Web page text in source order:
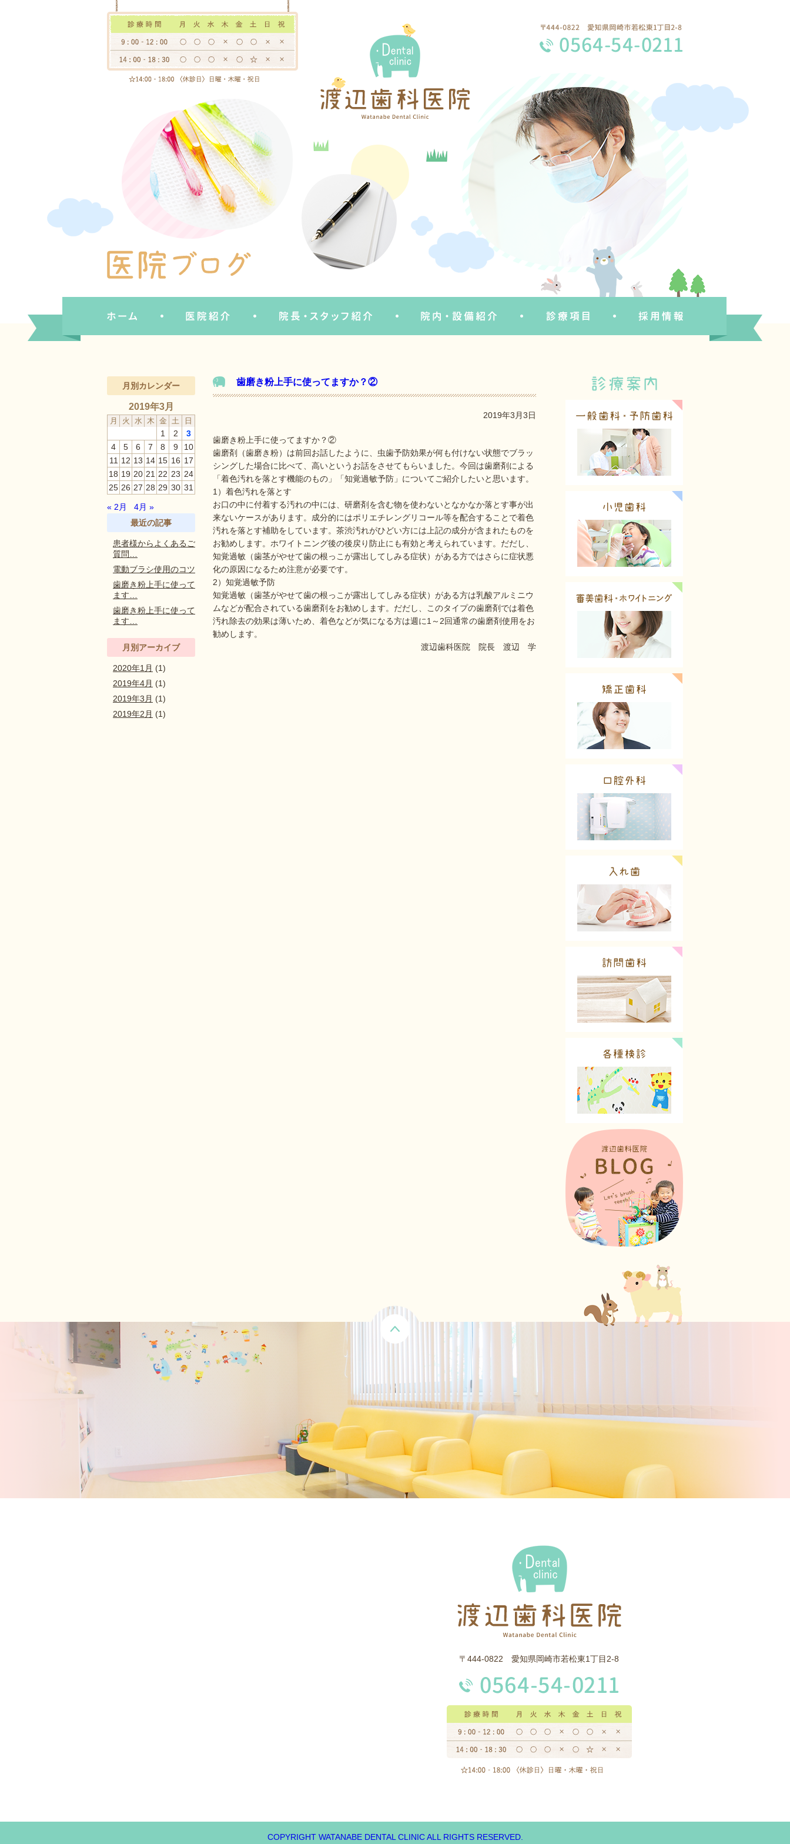
歯磨き粉上手に使ってますか？②
2019年3月3日
歯磨き粉上手に使ってますか？②
歯磨剤（歯磨き粉）は前回お話したように、虫歯予防効果が何も付けない状態でブラッ
シングした場合に比べて、高いというお話をさせてもらいました。今回は歯磨剤による
「着色汚れを落とす機能のもの」「知覚過敏予防」についてご紹介したいと思います。
1）着色汚れを落とす
お口の中に付着する汚れの中には、研磨剤を含む物を使わないとなかなか落とす事が出
来ないケースがあります。成分的にはポリエチレングリコール等を配合することで着色
汚れを落とす補助をしています。茶渋汚れがひどい方には上記の成分が含まれたものを
お勧めします。ホワイトニング後の後戻り防止にも有効と考えられています。だだし、
知覚過敏（歯茎がやせて歯の根っこが露出してしみる症状）がある方ではさらに症状悪
化の原因になるため注意が必要です。
2）知覚過敏予防
知覚過敏（歯茎がやせて歯の根っこが露出してしみる症状）がある方は乳酸アルミニウ
ムなどが配合されている歯磨剤をお勧めします。だだし、このタイプの歯磨剤では着色
汚れ除去の効果は薄いため、着色などが気になる方は週に1～2回通常の歯磨剤使用をお
勧めします。
渡辺歯科医院 院長 渡辺 学
月別カレンダー
2019年3月
月 火 水 木 金 土 日
1 2
3
4
5 6 7 8 9
10
11 12 13 14 15 16 17
18 19 20 21 22 23 24
25 26 27 28 29 30 31
« 2月
4月 »
最近の記事
患者様からよくあるご
質問…
電動ブラシ使用のコツ
歯磨き粉上手に使って
ます…
歯磨き粉上手に使って
ます…
月別アーカイブ
2020年1月 (1)
2019年4月 (1)
2019年3月 (1)
2019年2月 (1)
〒444-0822 愛知県岡崎市若松東1丁目2-8
COPYRIGHT WATANABE DENTAL CLINIC ALL RIGHTS RESERVED.